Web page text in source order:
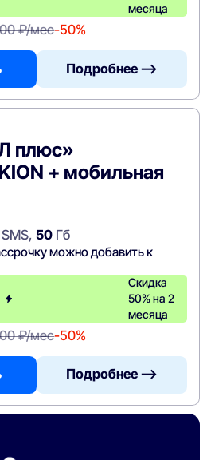
месяца
₽/мес-50%
Подробнее —>
плюс»
+ мобильная
50Гб
можно добавить к
Скидка
50% на 2
месяца
₽/мес-50%
Подробнее —>